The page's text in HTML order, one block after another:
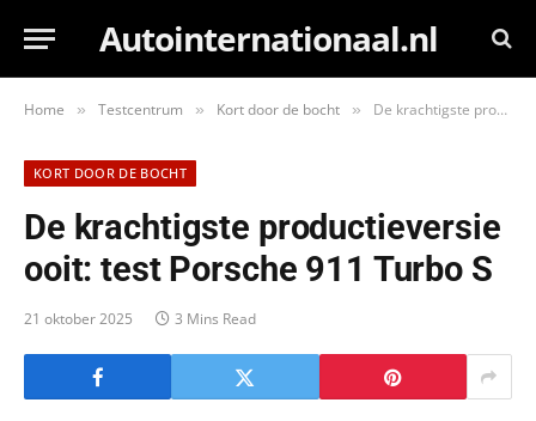
Autointernationaal.nl
Home » Testcentrum » Kort door de bocht » De krachtigste productieversie ooit: test Porsche 911 Turbo S
KORT DOOR DE BOCHT
De krachtigste productieversie
ooit: test Porsche 911 Turbo S
21 oktober 2025 3 Mins Read